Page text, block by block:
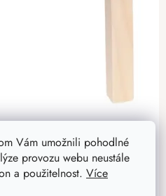
Vám umožnili pohodlné
provozu webu neustále
a použitelnost. Více